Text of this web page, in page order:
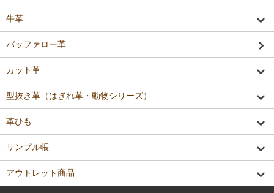
牛革
バッファロー革
カット革
型抜き革（はぎれ革・動物シリーズ）
革ひも
サンプル帳
アウトレット商品